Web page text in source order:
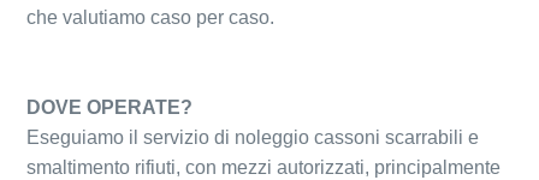
che valutiamo caso per caso.
DOVE OPERATE?
Eseguiamo il servizio di noleggio cassoni scarrabili e
smaltimento rifiuti, con mezzi autorizzati, principalmente